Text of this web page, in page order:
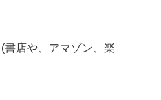
マゾン、楽